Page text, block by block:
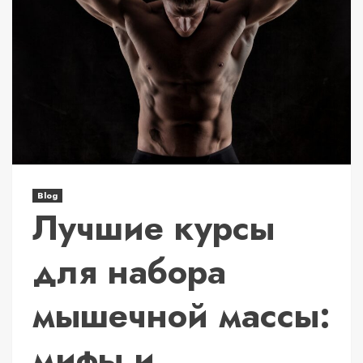
Blog
Лучшие курсы
для набора
мышечной массы: